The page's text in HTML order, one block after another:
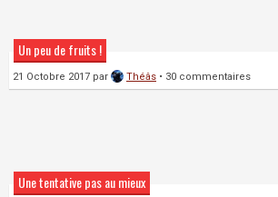
Un peu de fruits !
21 Octobre 2017 par Théâs • 30 commentaires
Une tentative pas au mieux